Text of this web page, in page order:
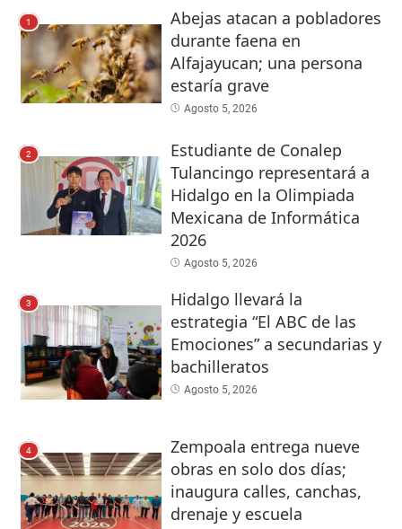
1
Abejas atacan a pobladores
durante faena en
Alfajayucan; una persona
estaría grave
Agosto 5, 2026
2
Estudiante de Conalep
Tulancingo representará a
Hidalgo en la Olimpiada
Mexicana de Informática
2026
Agosto 5, 2026
3
Hidalgo llevará la
estrategia “El ABC de las
Emociones” a secundarias y
bachilleratos
Agosto 5, 2026
4
Zempoala entrega nueve
obras en solo dos días;
inaugura calles, canchas,
drenaje y escuela